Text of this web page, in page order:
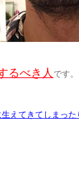
るべき人 です。
えてきてしまった